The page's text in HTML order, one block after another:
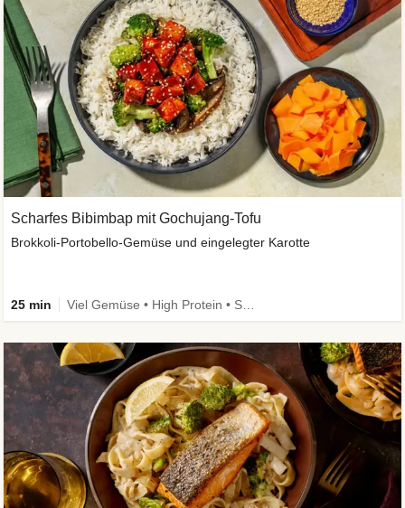
Scharfes Bibimbap mit Gochujang-Tofu
Brokkoli-Portobello-Gemüse und eingelegter Karotte
25 min